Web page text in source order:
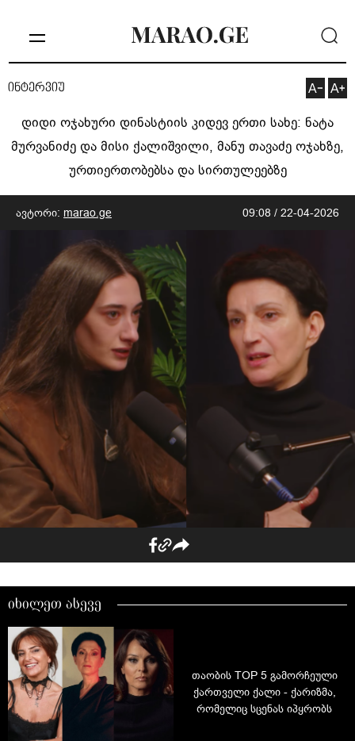
ინტერვიუ
დიდი ოჯახური დინასტიის კიდევ ერთი სახე: ნატა
მურვანიძე და მისი ქალიშვილი, მანუ თავაძე ოჯახზე,
ურთიერთობებსა და სირთულეებზე
ავტორი: marao.ge 09:08 / 22-04-2026
იხილეთ ასევე
თაობის TOP 5 გამორჩეული
ქართველი ქალი - ქარიზმა,
რომელიც სცენას იპყრობს